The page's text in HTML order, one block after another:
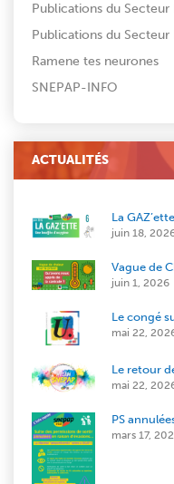
Publications du Secteur
Publications du
Ramene tes neurones
SNEPAP-INFO
ACTUALITÉS
La
juin 18,
Vague de
juin 1, 2026
Le congé
mai 22,
Le retour
mai 22,
PS
mars 17,